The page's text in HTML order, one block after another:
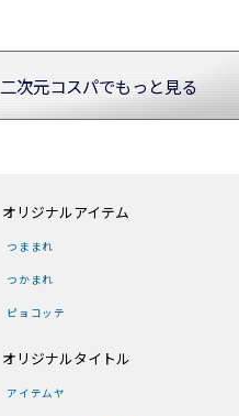
二次元コスパでもっと見る
オリジナルアイテム
つままれ
つかまれ
ピョコッテ
オリジナルタイトル
アイテムヤ